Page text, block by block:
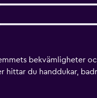
bekvämligheter
hittar du handdukar,